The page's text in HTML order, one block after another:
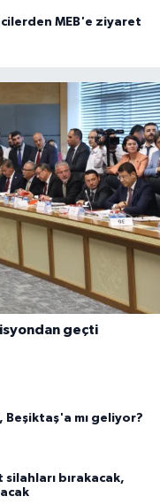
MEB'e ziyaret
geçti
Beşiktaş'a mı geliyor?
silahları bırakacak,